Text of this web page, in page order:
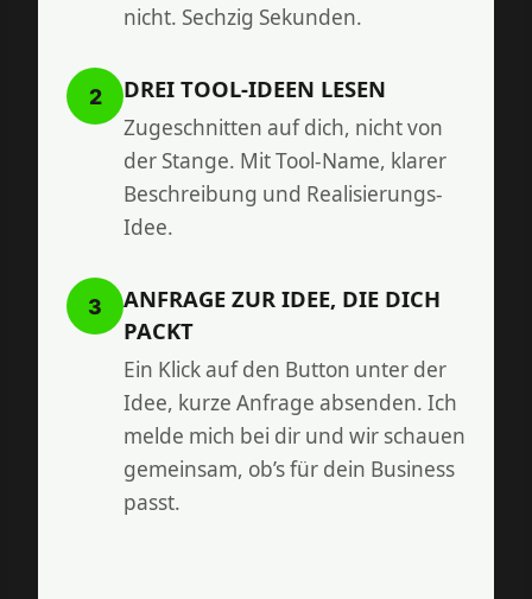
nicht. Sechzig Sekunden.
2 DREI TOOL-IDEEN LESEN
Zugeschnitten auf dich, nicht von
der Stange. Mit Tool-Name, klarer
Beschreibung und Realisierungs-
Idee.
3
ANFRAGE ZUR IDEE, DIE DICH
PACKT
Ein Klick auf den Button unter der
Idee, kurze Anfrage absenden. Ich
melde mich bei dir und wir schauen
gemeinsam, ob’s für dein Business
passt.